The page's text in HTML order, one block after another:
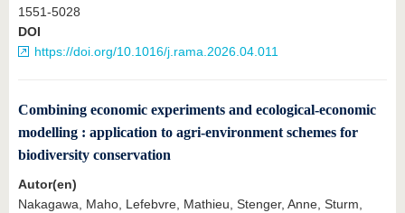
1551-5028
DOI
https://doi.org/10.1016/j.rama.2026.04.011
Combining economic experiments and ecological-economic
modelling : application to agri-environment schemes for
biodiversity conservation
Autor(en)
Nakagawa, Maho, Lefebvre, Mathieu, Stenger, Anne, Sturm,